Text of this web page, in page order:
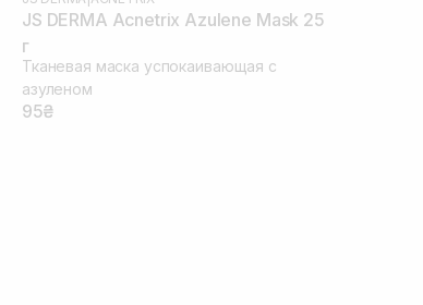
JS DERMA Acnetrix Azulene Mask 25
г
Тканевая маска успокаивающая с
азуленом
95₴